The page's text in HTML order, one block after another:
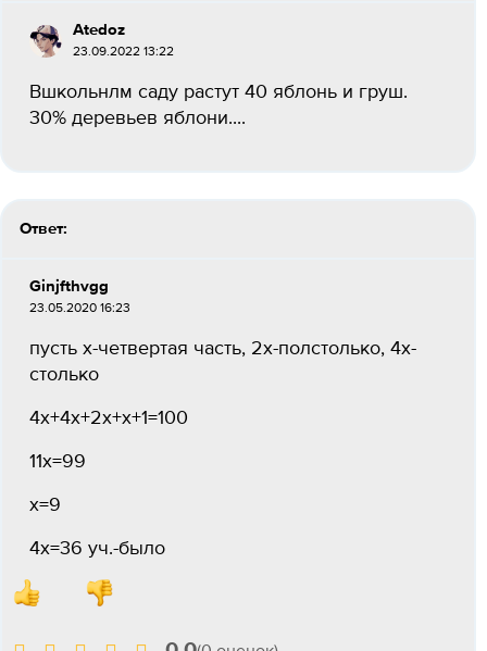
Atedoz
23.09.2022 13:22
Вшкольнлм саду растут 40 яблонь и груш.
30% деревьев яблони....
Ответ:
Ginjfthvgg
23.05.2020 16:23
пусть х-четвертая часть, 2х-полстолько, 4х-
столько
4х+4х+2х+х+1=100
11х=99
х=9
4х=36 уч.-было